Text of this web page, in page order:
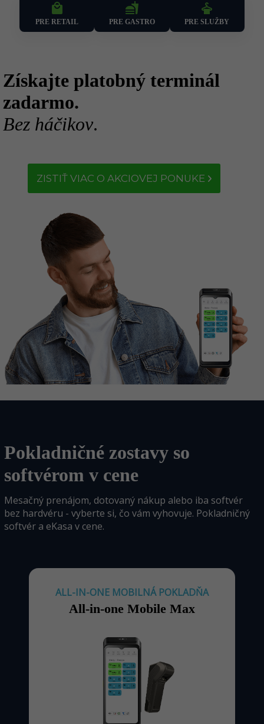
local_mall
PRE RETAIL
fastfood
PRE GASTRO
dry_cleaning
PRE SLUŽBY
Získajte platobný terminál
zadarmo.
Bez háčikov.
ZISTIŤ VIAC O AKCIOVEJ PONUKE
Pokladničné zostavy so
softvérom v cene
Mesačný prenájom, dotovaný nákup alebo iba softvér
bez hardvéru - vyberte si, čo vám vyhovuje. Pokladničný
softvér a eKasa v cene.
ALL-IN-ONE MOBILNÁ POKLADŇA
All-in-one Mobile Max